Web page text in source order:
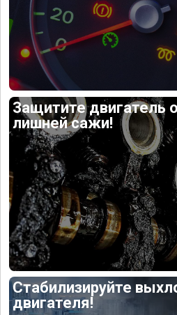
Защитите двигатель
лишней сажи!
Стабилизируйте
двигателя!